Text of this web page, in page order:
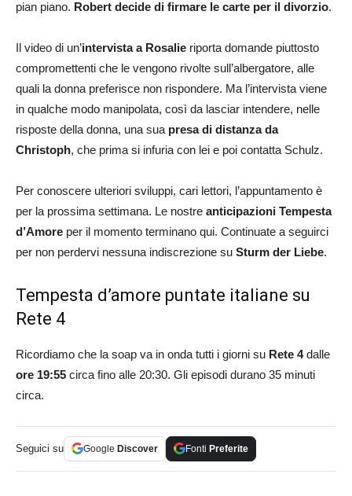
pian piano. Robert decide di firmare le carte per il divorzio.
Il video di un’intervista a Rosalie riporta domande piuttosto
compromettenti che le vengono rivolte sull’albergatore, alle
quali la donna preferisce non rispondere. Ma l’intervista viene
in qualche modo manipolata, così da lasciar intendere, nelle
risposte della donna, una sua presa di distanza da
Christoph, che prima si infuria con lei e poi contatta Schulz.
Per conoscere ulteriori sviluppi, cari lettori, l’appuntamento è
per la prossima settimana. Le nostre anticipazioni Tempesta
d’Amore per il momento terminano qui. Continuate a seguirci
per non perdervi nessuna indiscrezione su Sturm der Liebe.
Tempesta d’amore puntate italiane su
Rete 4
Ricordiamo che la soap va in onda tutti i giorni su Rete 4dalle
ore 19:55 circa fino alle 20:30. Gli episodi durano 35 minuti
circa.
Seguici su Google Discover Fonti Preferite